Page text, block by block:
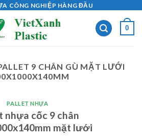
CÔNG NGHIỆP HÀNG ĐẦU
0
9 CHÂN GÙ MẶT LƯỚI
PALLET NHỰA
nhựa cốc 9 chân
mặt lưới